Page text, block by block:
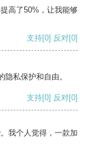
高了50%，让我能够
支持[0] 反对[0]
私保护和自由。
支持[0] 反对[0]
我个人觉得，一款加